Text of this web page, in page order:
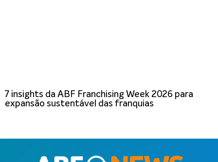
7 insights da ABF Franchising Week 2026 para
expansão sustentável das franquias